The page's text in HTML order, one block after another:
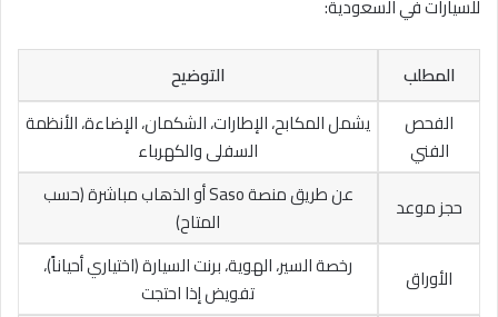
للسيارات في السعودية:
المطلب
التوضيح
الفحص
الفني
يشمل المكابح، الإطارات، الشكمان، الإضاءة، الأنظمة
السفلى والكهرباء
حجز موعد
عن طريق منصة Saso أو الذهاب مباشرة (حسب
المتاح)
الأوراق
رخصة السير، الهوية، برنت السيارة (اختياري أحياناً)،
تفويض إذا احتجت